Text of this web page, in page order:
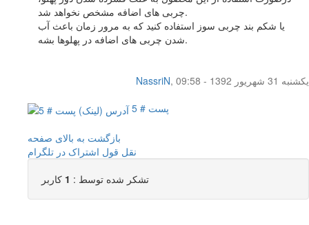
چربی های اضافه مشخص نخواهد شد.
یا شکم بند چربی سوز استفاده کنید که به مرور زمان باعث آب
شدن چربی های اضافه در پهلوها بشه.
NassriN,
یکشنبه 31 شهریور 1392 - 09:58
پست # 5
بازگشت به بالای صفحه
نقل قول اشتراک در تلگرام
تشکر شده توسط : 1 کاربر